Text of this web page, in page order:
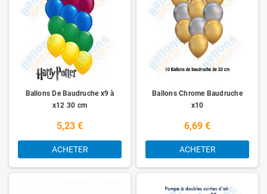
Ballons De Baudruche x9 à
x12 30 cm
5,23 €
ACHETER
Ballons Chrome Baudruche
x10
6,69 €
ACHETER